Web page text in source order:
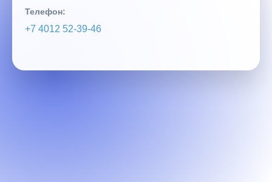
Телефон:
+7 4012 52‑39‑46